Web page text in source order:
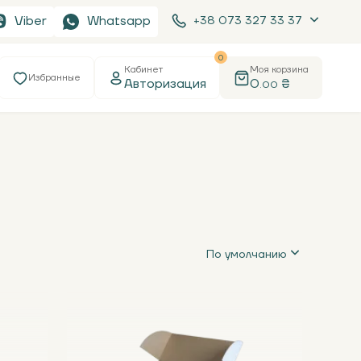
Viber Whatsapp +38 073 327 33 37
Избранные
Кабинет
Авторизация
0
Моя корзина
0.00 ₴
По умолчанию